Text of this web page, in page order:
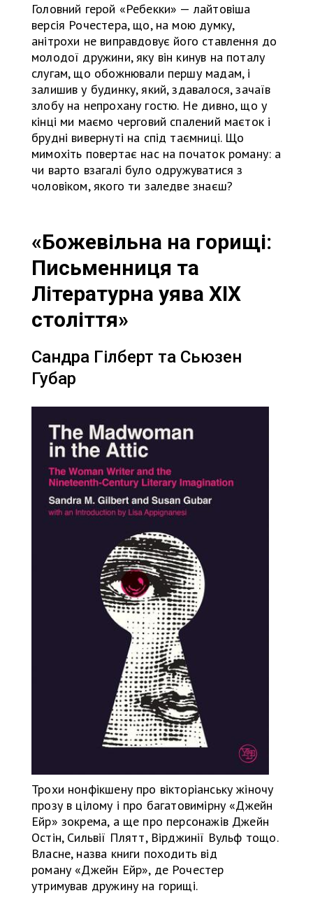
Головний герой «Ребекки» — лайтовіша
версія Рочестера, що, на мою думку,
анітрохи не виправдовує його ставлення до
молодої дружини, яку він кинув на поталу
слугам, що обожнювали першу мадам, і
залишив у будинку, який, здавалося, зачаїв
злобу на непрохану гостю. Не дивно, що у
кінці ми маємо черговий спалений маєток і
брудні вивернуті на спід таємниці. Що
мимохіть повертає нас на початок роману: а
чи варто взагалі було одружуватися з
чоловіком, якого ти заледве знаєш?
«Божевільна на горищі:
Письменниця та
Літературна уява XIX
століття»
Сандра Гілберт та Сьюзен
Губар
Трохи нонфікшену про вікторіанську жіночу
прозу в цілому і про багатовимірну «Джейн
Ейр» зокрема, а ще про персонажів Джейн
Остін, Сильвії Плятт, Вірджинії Вульф тощо.
Власне, назва книги походить від
роману «Джейн Ейр», де Рочестер
утримував дружину на горищі.